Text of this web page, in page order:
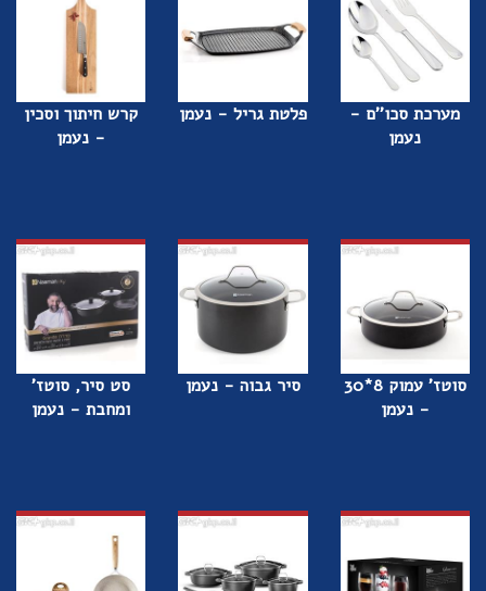
מערכת סכו''ם -
נעמן
פלטת גריל - נעמן
קרש חיתוך וסכין
- נעמן
סוטז' עמוק 8*30
- נעמן
סיר גבוה - נעמן
סט סיר, סוטז'
ומחבת - נעמן